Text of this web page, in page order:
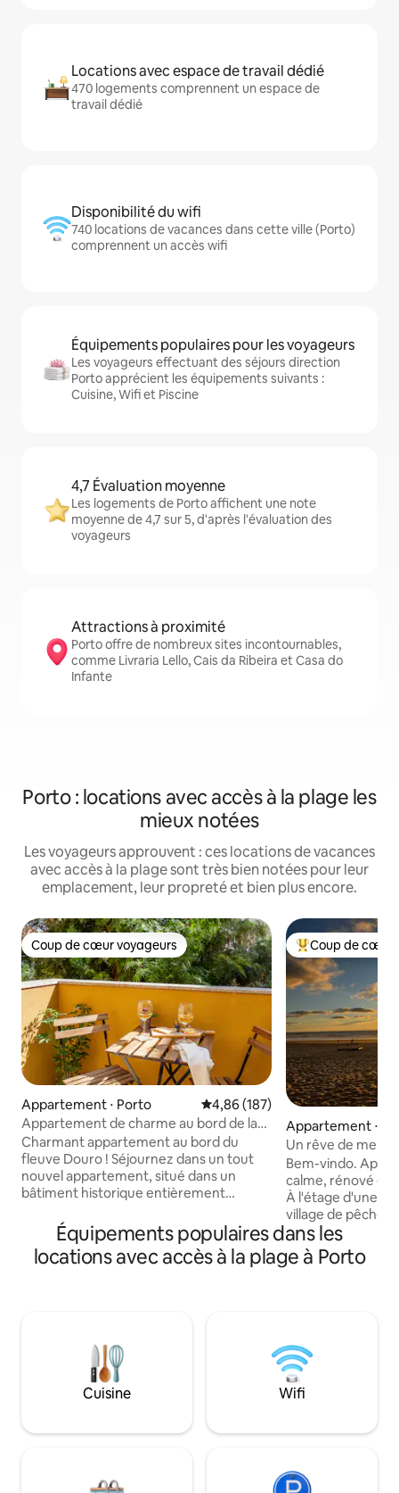
Locations avec espace de travail dédié
470 logements comprennent un espace de
travail dédié
Disponibilité du wifi
740 locations de vacances dans cette ville (Porto)
comprennent un accès wifi
Équipements populaires pour les voyageurs
Les voyageurs effectuant des séjours direction
Porto apprécient les équipements suivants :
Cuisine, Wifi et Piscine
4,7 Évaluation moyenne
Les logements de Porto affichent une note
moyenne de 4,7 sur 5, d'après l'évaluation des
voyageurs
Attractions à proximité
Porto offre de nombreux sites incontournables,
comme Livraria Lello, Cais da Ribeira et Casa do
Infante
Porto : locations avec accès à la plage les
mieux notées
Les voyageurs approuvent : ces locations de vacances
avec accès à la plage sont très bien notées pour leur
emplacement, leur propreté et bien plus encore.
Coup de cœur voyageurs
Coup de cœur voyageurs
Appartement ⋅ Porto Évaluation moyenne sur la
4,86 (187)
Appartement de charme au bord de la
rivière
Charmant appartement au bord du
fleuve Douro ! Séjournez dans un tout
nouvel appartement, situé dans un
bâtiment historique entièrement
et de Cais das Pedras. • Emplacement
privilégié : une courte promenade
panoramique jusqu'au centre historique
Confort : profitez d'une arrivée
autonome sans tracas. Parfait pour
explorer le charme et l'histoire de Porto.
Votre maison idéale loin de chez vous :
Coups de cœur
Coup de cœur
Appartement ⋅
Un rêve de mer à
Porto
Bem-vindo.
calme, rénové et
À l'étage d'une
village de
proposons 3
avec douche et
et une cuisine
plage, du surf,
commerces pour
(supermarché,
café, laverie).
Équipements populaires dans les
locations avec accès à la plage à Porto
Cuisine Wifi